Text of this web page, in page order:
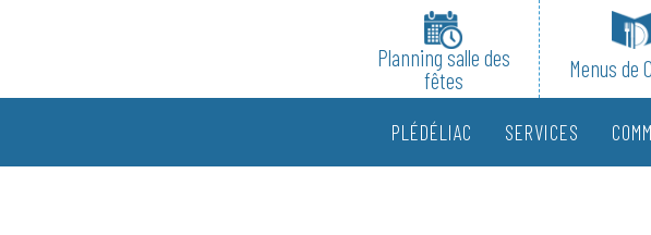
Planning salle des
fêtes
Menus de
PLÉDÉLIAC SERVICES